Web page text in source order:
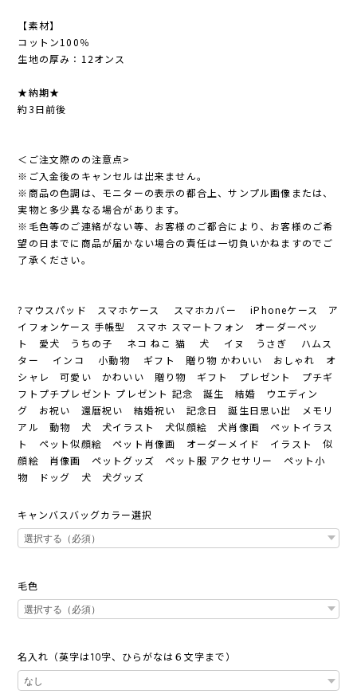
【素材】
コットン100％
生地の厚み：12オンス
★納期★
約3日前後
＜ご注文際のの注意点>
※ご入金後のキャンセルは出来ません。
※商品の色調は、モニターの表示の都合上、サンプル画像または、
実物と多少異なる場合があります。
※毛色等のご連絡がない等、お客様のご都合により、お客様のご希
望の日までに商品が届かない場合の責任は一切負いかねますのでご
了承ください。
?マウスパッド スマホケース スマホカバー iPhoneケース ア
イフォンケース 手帳型 スマホ スマートフォン オーダーペッ
ト 愛犬 うちの子 ネコ ねこ 猫 犬 イヌ うさぎ ハムス
ター インコ 小動物 ギフト 贈り物 かわいい おしゃれ オ
シャレ 可愛い かわいい 贈り物 ギフト プレゼント プチギ
フトプチプレゼント プレゼント 記念 誕生 結婚 ウエディン
グ お祝い 還暦祝い 結婚祝い 記念日 誕生日思い出 メモリ
アル 動物 犬 犬イラスト 犬似顔絵 犬肖像画 ペットイラス
ト ペット似顔絵 ペット肖像画 オーダーメイド イラスト 似
顔絵 肖像画 ペットグッズ ペット服 アクセサリー ペット小
物 ドッグ 犬 犬グッズ
キャンバスバッグカラー選択
毛色
名入れ（英字は10字、ひらがなは６文字まで）